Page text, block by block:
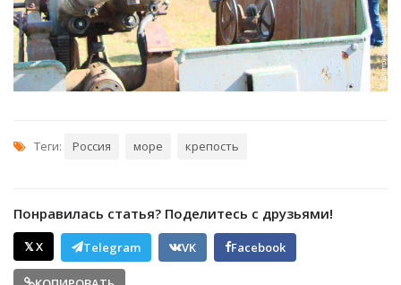
Теги: Россия море крепость
Понравилась статья? Поделитесь с друзьями!
𝕏 X Telegram VK Facebook